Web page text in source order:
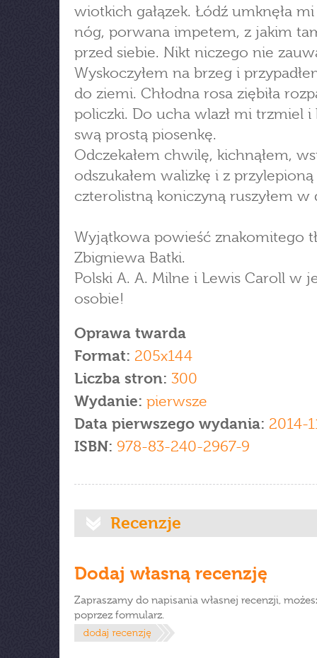
wiotkich gałązek. Łódź umknęła
nóg, porwana impetem, z jakim
przed siebie. Nikt niczego nie
Wyskoczyłem na brzeg i
do ziemi. Chłodna rosa ziębiła
policzki. Do ucha wlazł mi trzmiel i
swą prostą piosenkę.
Odczekałem chwilę, kichnąłem,
odszukałem walizkę i z przylepioną
czterolistną koniczyną ruszyłem w
Wyjątkowa powieść znakomitego
Zbigniewa Batki.
Polski A. A. Milne i Lewis Caroll w
osobie!
Oprawa twarda
Format: 205x144
Liczba stron: 300
Wydanie: pierwsze
Data pierwszego wydania: 2014-
ISBN: 978-83-240-2967-9
Recenzje
Dodaj własną recenzję
Zapraszamy do napisania własnej recenzji,
poprzez formularz.